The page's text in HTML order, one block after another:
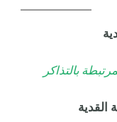
بالتذاكر
القدية